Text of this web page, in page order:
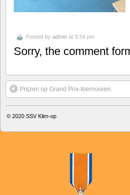
Posted by admin at 3:34 pm
Sorry, the comment
Prijzen op Grand Prix-toernooien.
© 2020 SSV Klim-op